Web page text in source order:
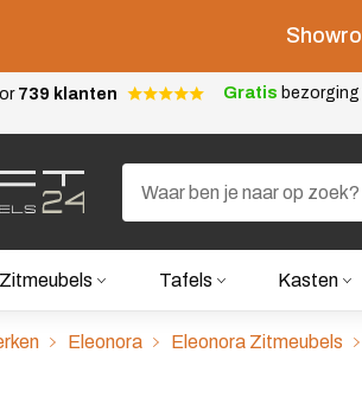
739 klanten Gratis
Zitmeubels Tafels Kasten
Eleonora Eleonora Zitmeubels